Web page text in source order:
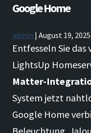
Google Home
admin | August 19, 2025
Entfesseln Sie
LightsUp
Matter-
System jetzt
Google Home